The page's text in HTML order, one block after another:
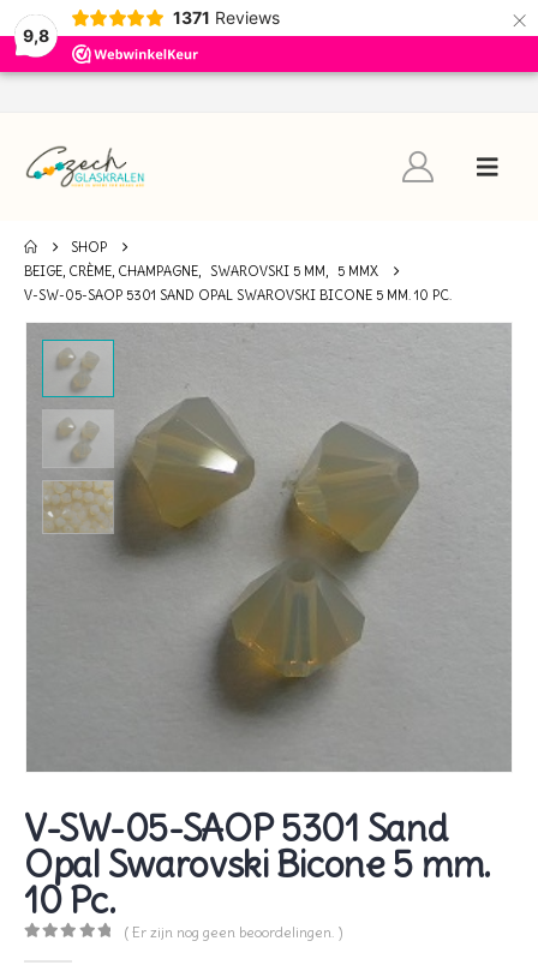
9,8
1371 Reviews ×
SHOP
BEIGE, CRÈME, CHAMPAGNE, SWAROVSKI 5 MM,
5 MMX
V-SW-05-SAOP 5301 SAND OPAL SWAROVSKI BICONE 5 MM. 10 PC.
V-SW-05-SAOP 5301 Sand
Opal Swarovski Bicone 5 mm.
10 Pc.
( Er zijn nog geen beoordelingen. )